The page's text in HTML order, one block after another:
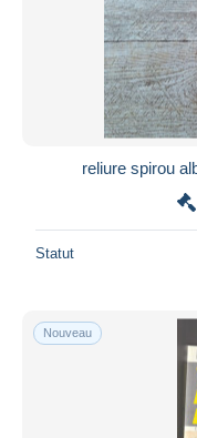
reliure spirou
Statut
Nouveau